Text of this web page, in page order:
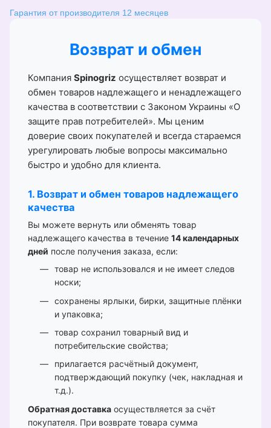
Гарантия от производителя 12 месяцев
Возврат и обмен
Компания Spinogriz осуществляет возврат и
обмен товаров надлежащего и ненадлежащего
качества в соответствии с Законом Украины «О
защите прав потребителей». Мы ценим
доверие своих покупателей и всегда стараемся
урегулировать любые вопросы максимально
быстро и удобно для клиента.
1. Возврат и обмен товаров надлежащего
качества
Вы можете вернуть или обменять товар
надлежащего качества в течение 14 календарных
дней после получения заказа, если:
товар не использовался и не имеет следов
носки;
сохранены ярлыки, бирки, защитные плёнки
и упаковка;
товар сохранил товарный вид и
потребительские свойства;
прилагается расчётный документ,
подтверждающий покупку (чек, накладная и
т.д.).
Обратная доставка осуществляется за счёт
покупателя. При возврате товара сумма